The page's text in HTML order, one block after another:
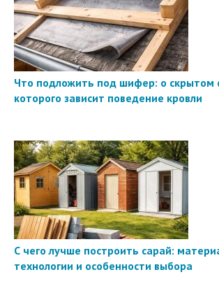
Что подложить под шифер: о скрытом
которого зависит поведение кровли
С чего лучше построить сарай:
технологии и особенности выбора